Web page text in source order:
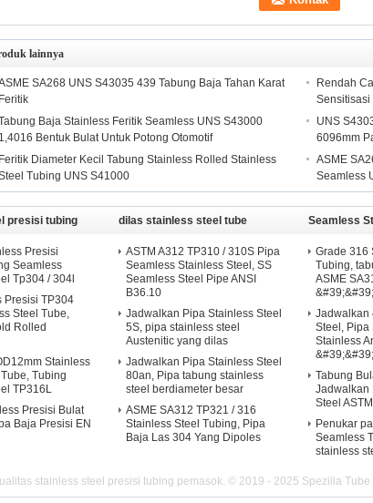
lainnya
SA268 UNS S43035 439 Tabung Baja Tahan Karat
Feritik
Rendah
Baja Stainless Feritik Seamless UNS S43000
1,4016 Bentuk Bulat Untuk Potong Otomotif
UNS
6096mm
Feritik Diameter Kecil Tabung Stainless Rolled Stainless
Tubing UNS S41000
ASME
Seamless
presisi tubing
Presisi
Seamless
Tp304 / 304l
Presisi TP304
Steel Tube,
Rolled
Stainless
Tubing
TP316L
Presisi Bulat
Baja Presisi EN
dilas stainless steel tube
ASTM A312 TP310 / 310S Pipa
Seamless Stainless Steel, SS
Seamless Steel Pipe ANSI
B36.10
Jadwalkan Pipa Stainless Steel
5S, pipa stainless steel
Austenitic yang dilas
Jadwalkan Pipa Stainless Steel
80an, Pipa tabung stainless
steel berdiameter besar
ASME SA312 TP321 / 316
Stainless Steel Tubing, Pipa
Baja Las 304 Yang Dipoles
Seamless
Grade 316
Tubing,
ASME
Jadwalkan
Steel, Pipa
Stainless
Tabung
Jadwalkan
Steel
Penukar
Seamless
stainless
stainless steel presisi tubing pemasok. © 2019 - 2025 Spezilla